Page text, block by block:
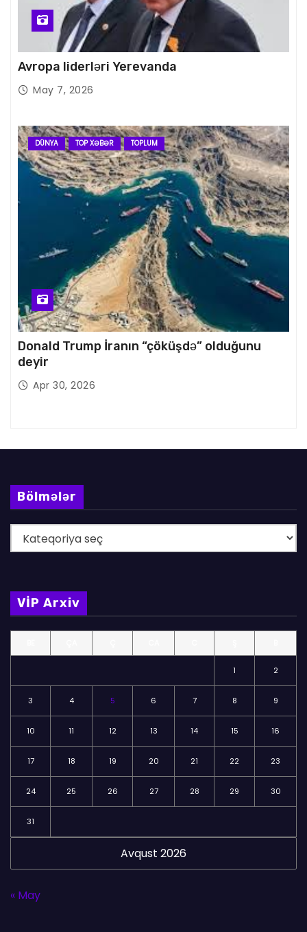
Avropa liderləri Yerevanda
May 7, 2026
DÜNYA TOP XƏBƏR TOPLUM
Donald Trump İranın “çöküşdə” olduğunu
deyir
Apr 30, 2026
Bölmələr
ö
m
l
VİP Arxiv
Avqust 2026
1 2
3 4 5 6 7 8 9
10 11 12 13 14 15 16
17 18 19 20 21 22 23
24 25 26 27 28 29 30
31
« May